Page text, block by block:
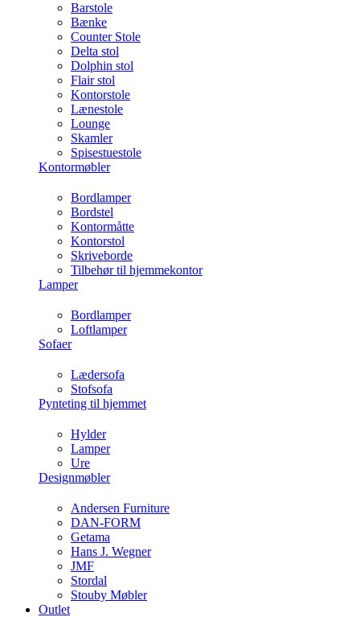
Barstole
Bænke
Counter Stole
Delta stol
Dolphin stol
Flair stol
Kontorstole
Lænestole
Lounge
Skamler
Spisestuestole
Kontormøbler
Bordlamper
Bordstel
Kontormåtte
Kontorstol
Skriveborde
Tilbehør til hjemmekontor
Lamper
Bordlamper
Loftlamper
Sofaer
Lædersofa
Stofsofa
Pynteting til hjemmet
Hylder
Lamper
Ure
Designmøbler
Andersen Furniture
DAN-FORM
Getama
Hans J. Wegner
JMF
Stordal
Stouby Møbler
Outlet